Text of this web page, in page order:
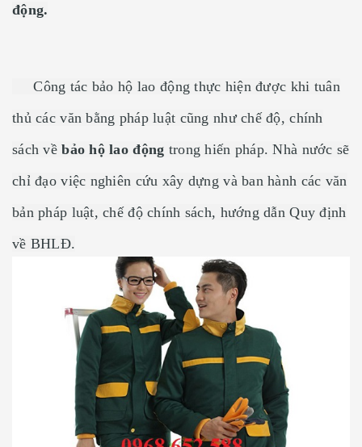
động.
Công tác bảo hộ lao động thực hiện được khi tuân
thủ các văn bằng pháp luật cũng như chế độ, chính
sách vềbảo hộ lao động trong hiến pháp. Nhà nước sẽ
chỉ đạo việc nghiên cứu xây dựng và ban hành các văn
bản pháp luật, chế độ chính sách, hướng dẫn Quy định
về BHLĐ.